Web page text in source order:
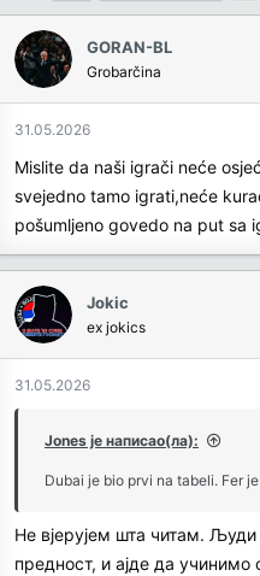
к
т
е
м
е
к
е
т
а
GORAN-BL
Grobarčina
31.05.2026
Mislite da naši igrači neće
svejedno tamo igrati,neće
pošumljeno govedo na put sa
Jokic
ex jokics
31.05.2026
Jones је написао(ла):
Dubai je bio prvi na tabeli. Fer
Не вјерујем шта читам.
предност, и ајде да учинимо